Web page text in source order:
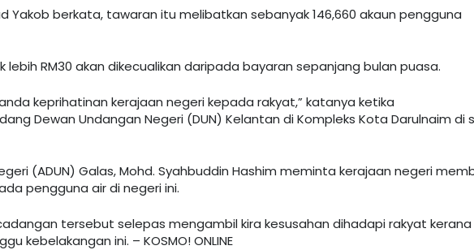
Yakob berkata, tawaran itu melibatkan sebanyak 146,660 akaun pengguna
lebih RM30 akan dikecualikan daripada bayaran sepanjang bulan puasa.
keprihatinan kerajaan negeri kepada rakyat,” katanya ketika
Dewan Undangan Negeri (DUN) Kelantan di Kompleks Kota Darulnaim di
(ADUN) Galas, Mohd. Syahbuddin Hashim meminta kerajaan negeri
pengguna air di negeri ini.
tersebut selepas mengambil kira kesusahan dihadapi rakyat kerana
kebelakangan ini. – KOSMO! ONLINE